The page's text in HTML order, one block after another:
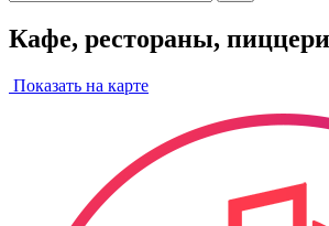
Кафе, рестораны,
Показать на карте